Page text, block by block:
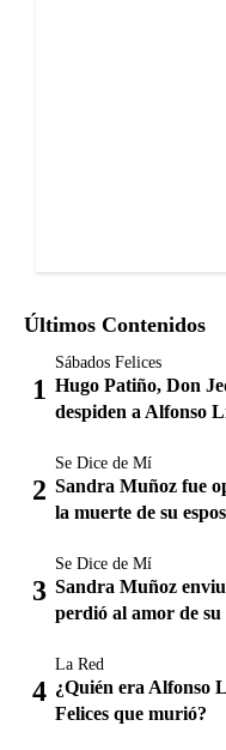
Últimos Contenidos
Sábados Felices
Hugo Patiño, Don
despiden a Alfonso
Se Dice de Mí
Sandra Muñoz fue
la muerte de su
Se Dice de Mí
Sandra Muñoz
perdió al amor de su
La Red
¿Quién era Alfonso
Felices que murió?